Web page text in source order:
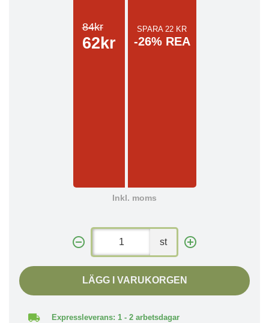
84kr
62kr
SPARA 22 KR
-26% REA
Inkl. moms
st
LÄGG I VARUKORGEN
Expressleverans: 1 - 2 arbetsdagar